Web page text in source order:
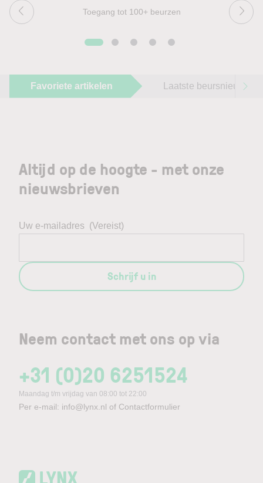
Toegang tot 100+ beurzen
Favoriete artikelen Laatste beursnieuws
Neem contact met ons op via
+31 (0)20 6251524
Maandag t/m vrijdag van 08:00 tot 22:00
Per e-mail: info@lynx.nl of Contactformulier
Altijd op de hoogte - met onze
nieuwsbrieven
Uw e-mailadres (Vereist)
Schrijf u in